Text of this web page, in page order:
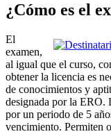
¿Cómo es el
El
examen,
al igual que el curso,
obtener la licencia es
de conocimientos y
designada por la ERO.
por un periodo de 5
vencimiento. Permiten